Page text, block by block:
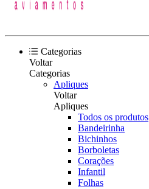
Categorias
Voltar
Categorias
Apliques
Voltar
Apliques
Todos os produtos
Bandeirinha
Bichinhos
Borboletas
Corações
Infantil
Folhas